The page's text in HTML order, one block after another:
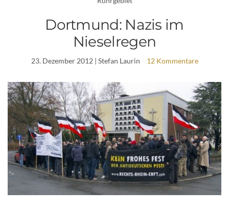
Dortmund: Nazis im
Nieselregen
23. Dezember 2012| Stefan Laurin 12 Kommentare